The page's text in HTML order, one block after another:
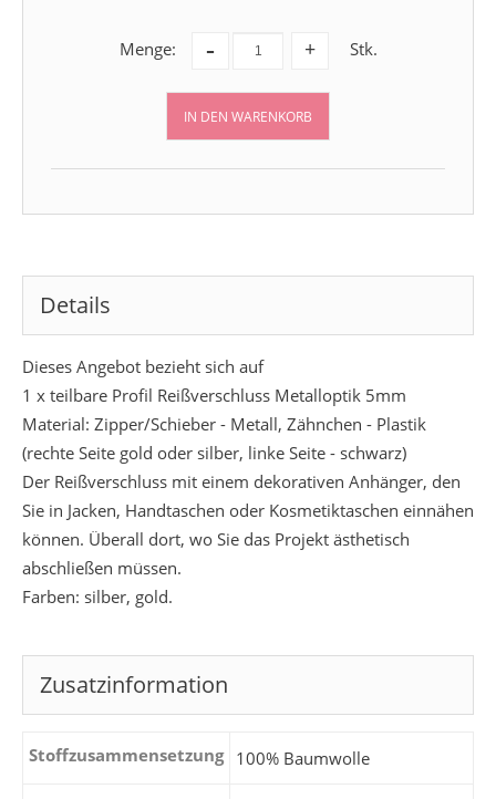
Menge: +
- Stk.
IN DEN WARENKORB
Details
Dieses Angebot bezieht sich auf
1 x teilbare Profil Reißverschluss Metalloptik 5mm
Material: Zipper/Schieber - Metall, Zähnchen - Plastik
(rechte Seite gold oder silber, linke Seite - schwarz)
Der Reißverschluss mit einem dekorativen Anhänger, den
Sie in Jacken, Handtaschen oder Kosmetiktaschen einnähen
können. Überall dort, wo Sie das Projekt ästhetisch
abschließen müssen.
Farben: silber, gold.
Zusatzinformation
Stoffzusammensetzung 100% Baumwolle